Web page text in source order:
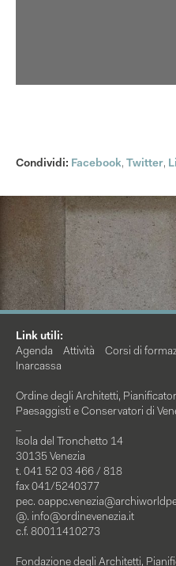
Condividi: Facebook, Twitter,
Link utili:
Agenda
Attività Corsi di
Inarcassa
Ordine degli Architetti,
Paesaggisti e Conservatori di
Isola del Tronchetto 14
30135 Venezia
t. 041 52 03 466 / 818
fax 041/5240377
pec.
@. info@ordinevenezia.it
c.f. 80011410273
Fondazione degli Architetti,